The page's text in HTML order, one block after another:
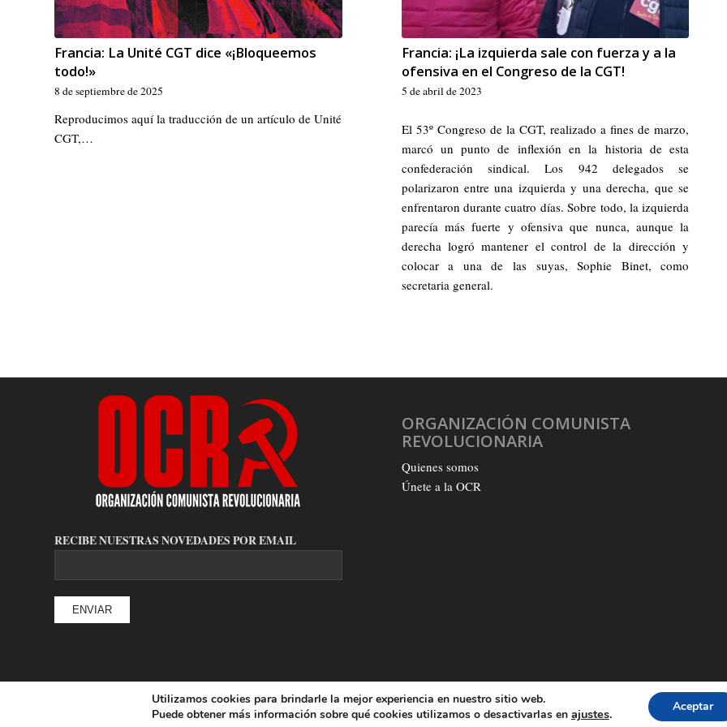
Francia: La Unité CGT dice «¡Bloqueemos
todo!»
8 de septiembre de 2025
Reproducimos aquí la traducción de un artículo de Unité
CGT,…
Francia: ¡La izquierda sale con fuerza y a la
ofensiva en el Congreso de la CGT!
5 de abril de 2023
El 53º Congreso de la CGT, realizado a fines de marzo,
marcó un punto de inflexión en la historia de esta
confederación sindical. Los 942 delegados se
polarizaron entre una izquierda y una derecha, que se
enfrentaron durante cuatro días. Sobre todo, la izquierda
parecía más fuerte y ofensiva que nunca, aunque la
derecha logró mantener el control de la dirección y
colocar a una de las suyas, Sophie Binet, como
secretaria general.
RECIBE NUESTRAS NOVEDADES POR EMAIL
ORGANIZACIÓN COMUNISTA
REVOLUCIONARIA
Quienes somos
Únete a la OCR
© Copyright - Organización Comunista Revolucionaria
Utilizamos cookies para brindarle la mejor experiencia en nuestro sitio web.
Puede obtener más información sobre qué cookies utilizamos o desactivarlas en ajustes. Aceptar